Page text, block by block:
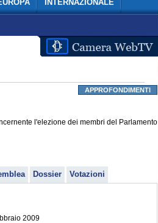
INTERNAZIONALE
APPROFONDIMENTI
l'elezione dei membri del Parlamento
Dossier Votazioni
2009